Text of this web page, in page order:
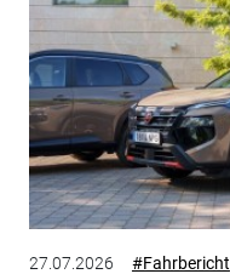
27.07.2026 #Fahrbericht